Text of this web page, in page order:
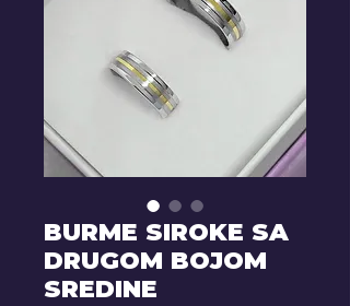
BURME SIROKE SA
DRUGOM BOJOM
SREDINE